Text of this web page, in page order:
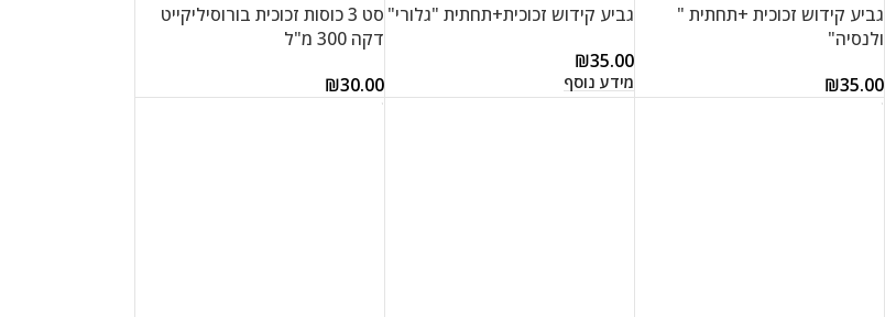
גביע קידוש זכוכית +תחתית "
ולנסיה"
₪35.00
הוספה לסל
גביע קידוש זכוכית+תחתית "גלורי"
₪35.00
מידע נוסף
סט 3 כוסות זכוכית בורוסיליקייט
דקה 300 מ"ל
₪30.00
הוספה לסל